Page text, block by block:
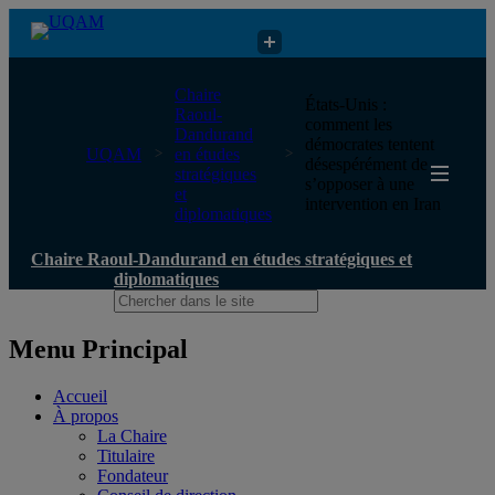
Chaire Raoul-Dandurand en études stratégiques et diplomatiques
UQAM
Chaire
Raoul-
Dandurand
en études
stratégiques
et
diplomatiques
États-Unis :
comment les
démocrates tentent
désespérément de
s’opposer à une
intervention en Iran
Chaire Raoul-Dandurand en études stratégiques et
diplomatiques
Menu Principal
Accueil
À propos
La Chaire
Titulaire
Fondateur